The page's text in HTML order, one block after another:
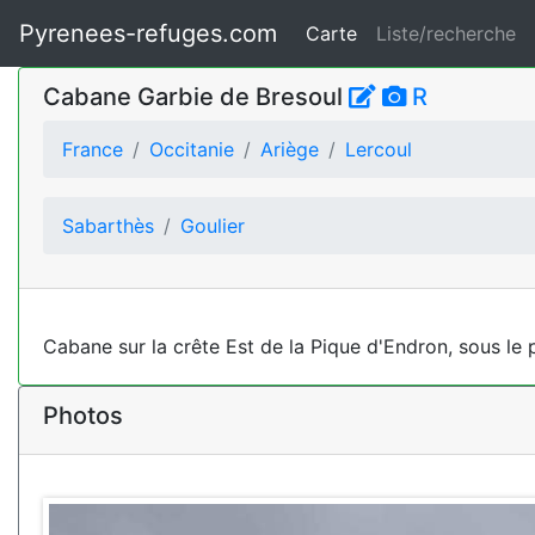
Pyrenees-refuges.com Carte Liste/recherche
Cabane Garbie de Bresoul R
France Occitanie Ariège Lercoul
Sabarthès Goulier
Cabane sur la crête Est de la Pique d'Endron, sous
Photos